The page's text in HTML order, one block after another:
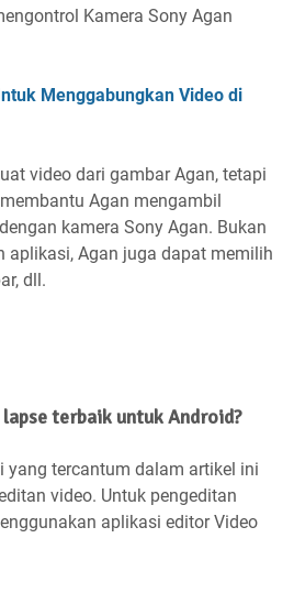
Kamera Sony Agan
Menggabungkan Video di
video dari gambar Agan, tetapi
Agan mengambil
kamera Sony Agan. Bukan
aplikasi, Agan juga dapat memilih
dll.
terbaik untuk Android?
yang tercantum dalam artikel ini
video. Untuk pengeditan
aplikasi editor Video